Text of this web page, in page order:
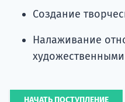
Создание
Налаживание